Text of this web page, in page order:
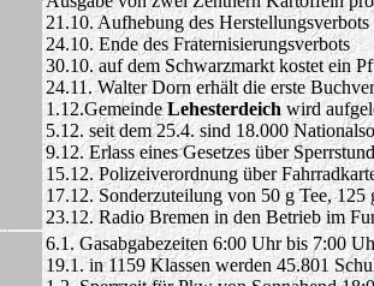
21.10. Aufhebung des
24.10. Ende des Fraternisierungsverbots
30.10. auf dem Schwarzmarkt kostet ein
24.11. Walter Dorn erhält die erste
1.12.GemeindeLehesterdeich wird
5.12. seit dem 25.4. sind 18.000
9.12. Erlass eines Gesetzes über
15.12. Polizeiverordnung über
17.12. Sonderzuteilung von 50 g Tee,
23.12. Radio Bremen in den Betrieb im
6.1. Gasabgabezeiten 6:00 Uhr bis 7:00
19.1. in 1159 Klassen werden 45.801